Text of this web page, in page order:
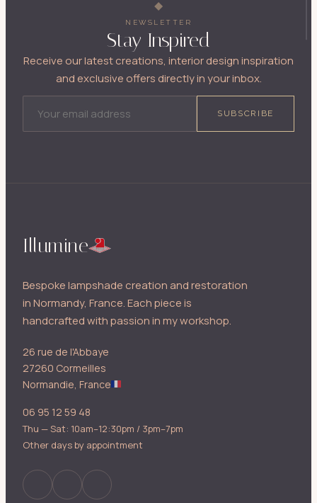
NEWSLETTER
Stay Inspired
Receive our latest creations, interior design inspiration
and exclusive offers directly in your inbox.
SUBSCRIBE
Illumine
Bespoke lampshade creation and restoration
in Normandy, France. Each piece is
handcrafted with passion in my workshop.
26 rue de l'Abbaye
27260 Cormeilles
Normandie, France
06 95 12 59 48
Thu — Sat: 10am–12:30pm / 3pm–7pm
Other days by appointment